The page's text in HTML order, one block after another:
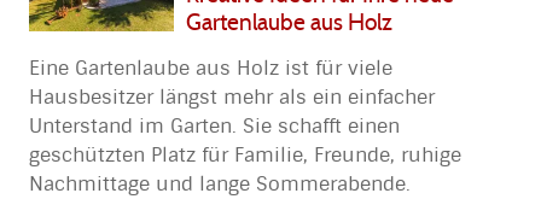
Gartenlaube aus Holz
Eine Gartenlaube aus Holz ist für viele
Hausbesitzer längst mehr als ein einfacher
Unterstand im Garten. Sie schafft einen
geschützten Platz für Familie, Freunde, ruhige
Nachmittage und lange Sommerabende.